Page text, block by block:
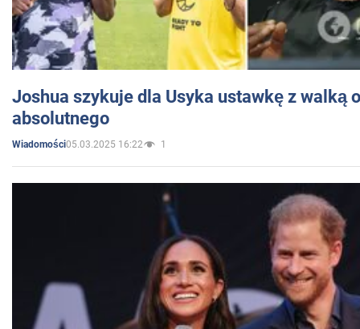
Joshua szykuje dla Usyka ustawkę z walką
absolutnego
Wiadomości05.03.2025 16:22 1